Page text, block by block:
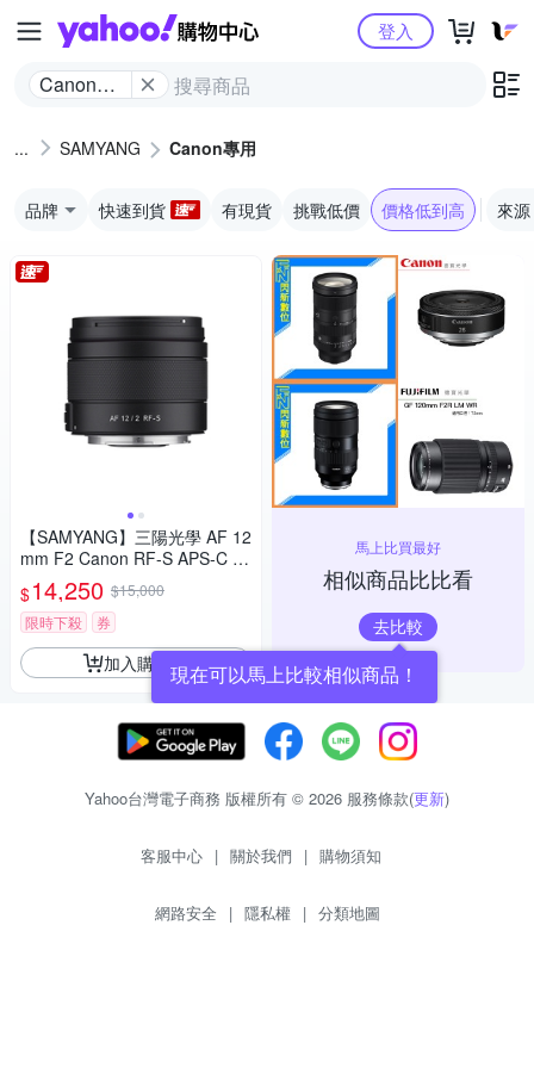
Yahoo購物中心
Canon專
登入
SAMYANG Canon專用
品牌 快速到貨 有現貨 挑戰低價 價格低到高 來源
【SAMYANG】三陽光學 AF 12
mm F2 Canon RF-S APS-C 自
動對焦鏡頭 公司貨
$14,250 $15,000
限時下殺
券
加入購物車
馬上比買最好
相似商品比比看
去比較
現在可以馬上比較相似商品！
Yahoo台灣電子商務 版權所有 © 2026 服務條款(更新)
客服中心 | 關於我們 | 購物須知
網路安全 | 隱私權 | 分類地圖